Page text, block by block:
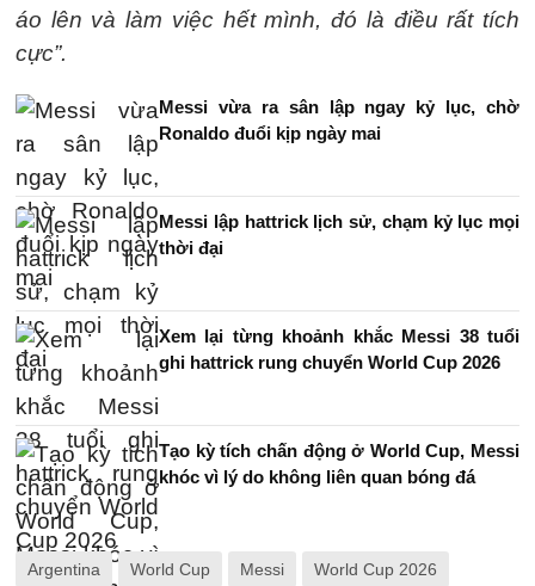
áo lên và làm việc hết mình, đó là điều rất tích
cực”.
Messi vừa ra sân lập ngay kỷ lục, chờ
Ronaldo đuổi kịp ngày mai
Messi lập hattrick lịch sử, chạm kỷ lục mọi
thời đại
Xem lại từng khoảnh khắc Messi 38 tuổi
ghi hattrick rung chuyển World Cup 2026
Tạo kỳ tích chấn động ở World Cup, Messi
khóc vì lý do không liên quan bóng đá
Argentina World Cup Messi World Cup 2026